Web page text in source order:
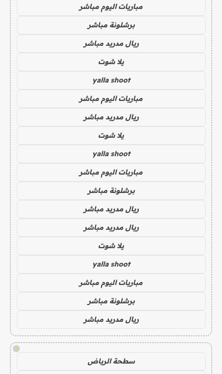
مباريات اليوم مباشر
برشلونة مباشر
ريال مدريد مباشر
يلا شوت
yalla shoot
مباريات اليوم مباشر
ريال مدريد مباشر
يلا شوت
yalla shoot
مباريات اليوم مباشر
برشلونة مباشر
ريال مدريد مباشر
ريال مدريد مباشر
يلا شوت
yalla shoot
مباريات اليوم مباشر
برشلونة مباشر
ريال مدريد مباشر
!
سطحة الرياض